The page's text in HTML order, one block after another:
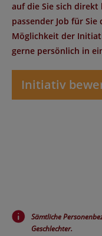
auf die Sie sich
passender Job für
Möglichkeit der
gerne persönlich in
Initiativ
Sämtliche
Geschlechter.